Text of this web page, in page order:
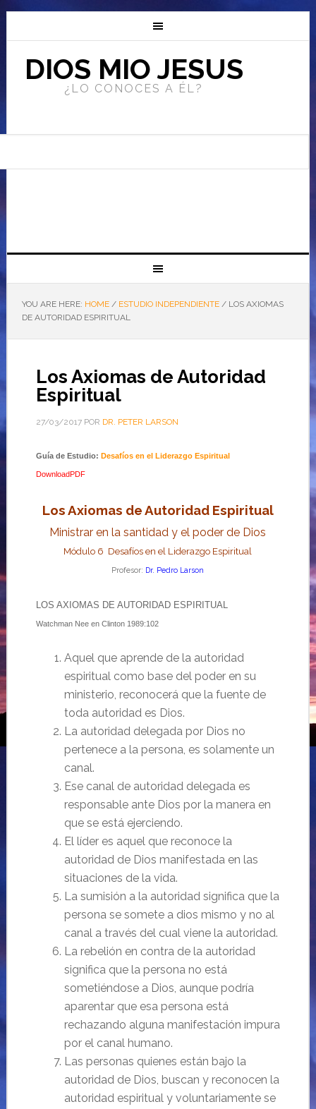
DIOS MIO JESUS
¿LO CONOCES A ÉL?
YOU ARE HERE: HOME / ESTUDIO INDEPENDIENTE /LOS AXIOMAS
DE AUTORIDAD ESPIRITUAL
Los Axiomas de Autoridad
Espiritual
27/03/2017POR DR. PETER LARSON
Guía de Estudio: Desafíos en el Liderazgo Espiritual
DownloadPDF
Los Axiomas de Autoridad Espiritual
Ministrar en la santidad y el poder de Dios
Módulo 6 Desafíosen el Liderazgo Espiritual
Profesor: Dr. Pedro Larson
LOS AXIOMAS DE AUTORIDAD ESPIRITUAL
Watchman Nee en Clinton 1989:102
Aquel que aprende de la autoridad
espiritual como base del poder en su
ministerio, reconocerá que la fuente de
toda autoridad es Dios.
La autoridad delegada por Dios no
pertenece a la persona, es solamente un
canal.
Ese canal de autoridad delegada es
responsable ante Dios por la manera en
que se está ejerciendo.
El líder es aquel que reconoce la
autoridad de Dios manifestada en las
situaciones de la vida.
La sumisión a la autoridad significa que la
persona se somete a dios mismo y no al
canal a través del cual viene la autoridad.
La rebelión en contra de la autoridad
significa que la persona no está
sometiéndose a Dios, aunque podría
aparentar que esa persona está
rechazando alguna manifestación impura
por el canal humano.
Las personas quienes están bajo la
autoridad de Dios, buscan y reconocen la
autoridad espiritual y voluntariamente se